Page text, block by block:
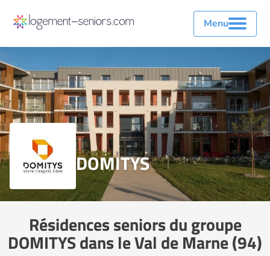
Menu
DOMITYS
Résidences seniors du groupe
DOMITYS dans le Val de Marne (94)